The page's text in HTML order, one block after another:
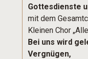
Gottesdienste
mit dem
Kleinen Chor
Bei uns wird
Vergnügen,